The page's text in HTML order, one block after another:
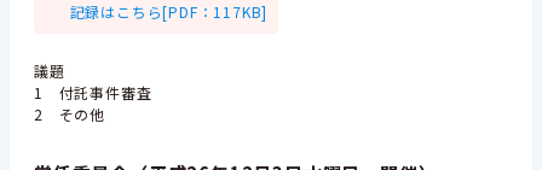
記録はこちら[PDF：117KB]
議題
1 付託事件審査
2 その他